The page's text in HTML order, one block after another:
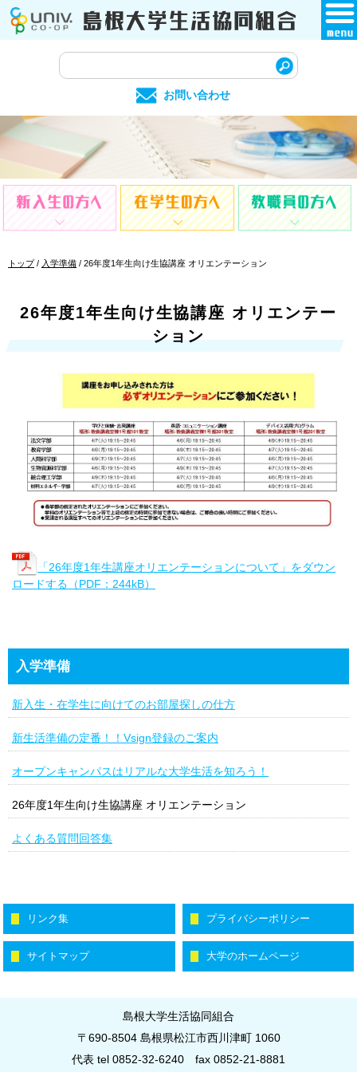
このページの本文へ
サ
索
お問い合わせ
現
置：
トップ/ 入学準備 / 26年度1年生向け生協講座 オリエンテーション
26年度1年生向け生協講座 オリエンテー
ション
「26年度1年生講座オリエンテーションについて」をダウン
ロードする（PDF：244kB）
入学準備
新入生・在学生に向けてのお部屋探しの仕方
新生活準備の定番！！Vsign登録のご案内
オープンキャンパスはリアルな大学生活を知ろう！
26年度1年生向け生協講座 オリエンテーション
よくある質問回答集
リンク集 プライバシーポリシー
サイトマップ 大学のホームページ
島根大学生活協同組合
〒690-8504 島根県松江市西川津町 1060
代表 tel 0852-32-6240
fax 0852-21-8881